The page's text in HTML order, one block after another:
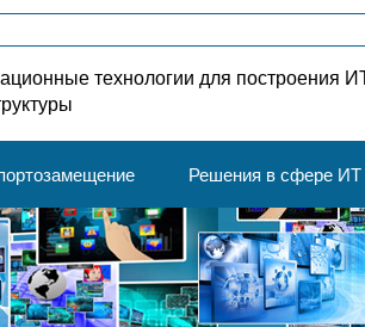
технологии для построения
Решения в сфере ИТ